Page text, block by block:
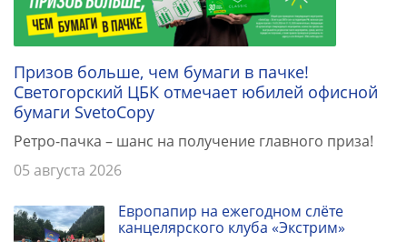
Призов больше, чем бумаги в пачке!
Светогорский ЦБК отмечает юбилей офисной
бумаги SvetoCopy
Ретро-пачка – шанс на получение главного приза!
05 августа 2026
Европапир на ежегодном слёте
канцелярского клуба «Экстрим»